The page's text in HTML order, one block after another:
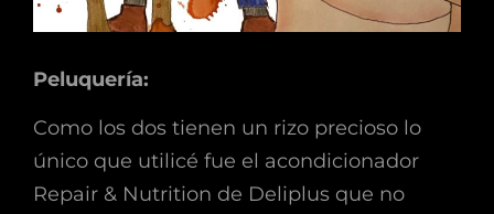
Peluquería:
Como los dos tienen un rizo precioso lo
único que utilicé fue el acondicionador
Repair & Nutrition de Deliplus que no